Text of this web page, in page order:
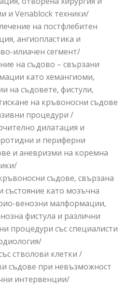
и Venablock техники/
на постфлебитен
ангиопластика и
илиачен сегмент/
на съдово – свързани
като хемангиоми,
на съдовете, фистули,
на кръвоносни съдове
процедури /
дилатация и
и периферни
и аневризми на коремна
съдове, свързана
състояние като мозъчна
венозни малформации,
фистула и различни
процедури със специалисти
стволови клетки /
съдове при невъзможност
интервенции/